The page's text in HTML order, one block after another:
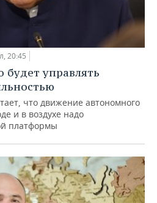
20:45
будет управлять
что движение автономного
и в воздухе надо
платформы